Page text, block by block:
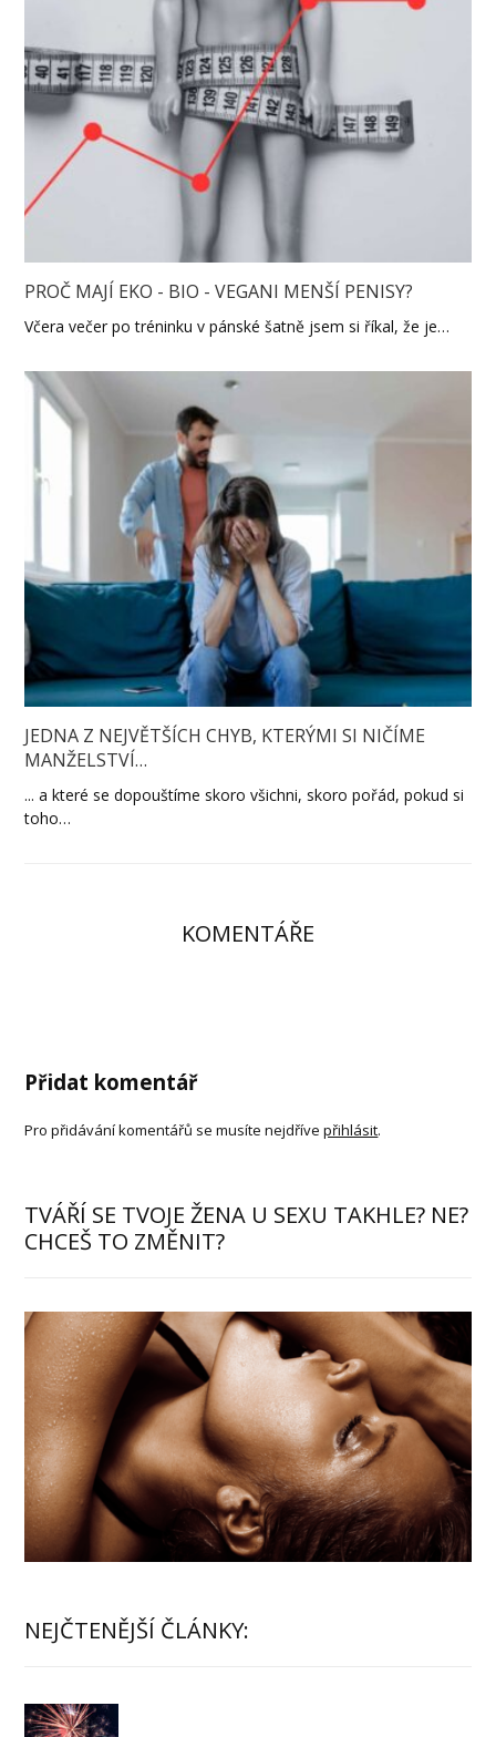
PROČ MAJÍ EKO - BIO - VEGANI MENŠÍ PENISY?
Včera večer po tréninku v pánské šatně jsem si říkal, že je…
JEDNA Z NEJVĚTŠÍCH CHYB, KTERÝMI SI NIČÍME
MANŽELSTVÍ…
... a které se dopouštíme skoro všichni, skoro pořád, pokud si
toho…
KOMENTÁŘE
Přidat komentář
Pro přidávání komentářů se musíte nejdřívepřihlásit.
TVÁŘÍ SE TVOJE ŽENA U SEXU TAKHLE? NE?
CHCEŠ TO ZMĚNIT?
NEJČTENĚJŠÍ ČLÁNKY: